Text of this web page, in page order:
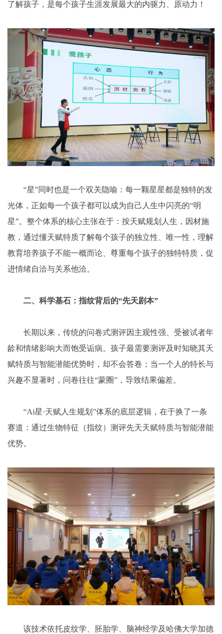
了解孩子，是每个孩子生涯发展最大的内驱力、原动力！
“星”同时也是一个双关隐喻：每一颗星星都是独特的发
光体，正如每一个孩子都可以成为自己人生中闪亮的“明
星”。整个体系的核心主张在于：按天赋规划人生，因材施
教，通过懂天赋特质了解每个孩子的独立性、唯一性，理解
教育培养孩子不能一概而论、尊重每个孩子的独特特质，促
进情绪自洽与关系他洽。
二、科学基石：指纹背后的“先天剧本”
长期以来，传统的问卷式测评因主观性强、受被试者年
龄和情绪影响大而饱受诟病。孩子最需要测评及时知晓其天
赋特质与智能潜能优势时，却不会答卷；当一个人的特长与
兴趣不显著时，问卷往往“蒙圈”，导致结果偏差。
“Ai星·天赋人生规划”体系的底层逻辑，在于换了一条
赛道：通过生物特征（指纹）测评先天天赋特质与智能潜能
优势。
该技术依托皮纹学、胚胎学、脑神经学及哈佛大学加德